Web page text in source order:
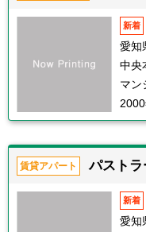
新着
愛知
中央
マン
2000
賃貸アパート パストラ
新着
愛知